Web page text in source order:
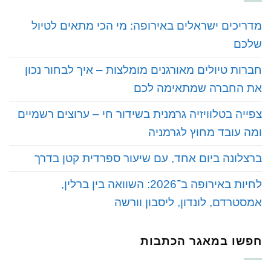
‏מדריכים ישראלים באירופה: מי הכי מתאים לטיול
שלכם
‏חברות טיולים מאורגנים מומלצות – איך לבחור נכון
את החברה שמתאימה לכם
‏צפייה בטלוויזיה גרמנית בשידור חי – ערוצים רשמיים
ומה עובד מחוץ לגרמניה
‏ברצלונה ביום אחד, עם שיעור ספרדית קטן בדרך
‏לחיות באירופה ב־2026: השוואה בין ברלין,
אמסטרדם, לונדון, ליסבון וורשה
חפשו במאגר הכתבות